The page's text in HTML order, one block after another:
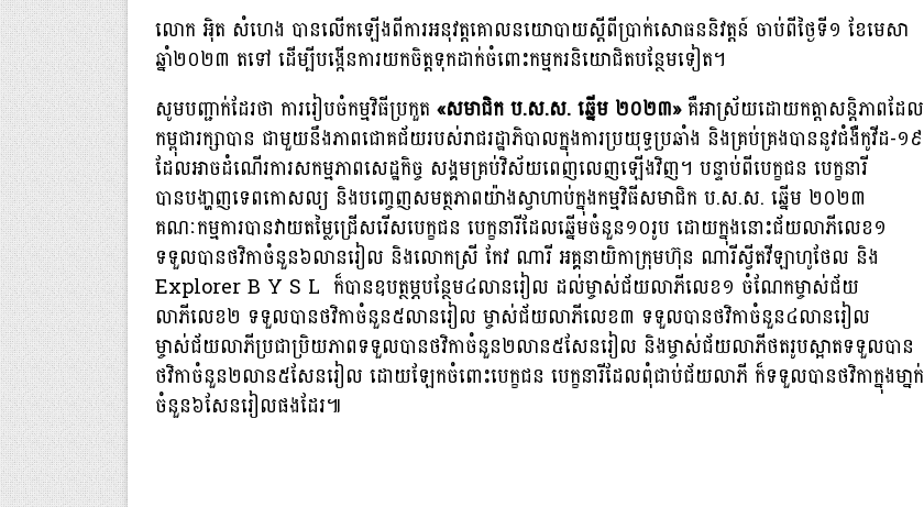
លោក អ៉ិត សំហេង បានលើកឡើងពីការអនុវត្តគោលនយោបាយស្ដីពីប្រាក់សោធននិវត្តន៍ ចាប់ពីថ្ងៃទី១ ខែមេសា
ឆ្នាំ២០២៣ តទៅ ដើម្បីបង្កើនការយកចិត្តទុកដាក់ចំពោះកម្មករនិយោជិតបន្ថែមទៀត។
សូមបញ្ជាក់ដែរថា ការរៀបចំកម្មវិធីប្រកួត «សមាជិក ប.ស.ស. ឆ្នើម ២០២៣»គឺអាស្រ័យដោយកត្តាសន្តិភាពដែល
កម្ពុជារក្សាបាន ជាមួយនឹងភាពជោគជ័យរបស់រាជរដ្ឋាភិបាលក្នុងការប្រយុទ្ធប្រឆាំង និងគ្រប់គ្រងបាននូវជំងឺកូវីដ-១៩
ដែលអាចដំណើរការសកម្មភាពសេដ្ឋកិច្ច សង្គមគ្រប់វិស័យពេញលេញឡើងវិញ។ បន្ទាប់ពីបេក្ខជន បេក្ខនារី
បានបងា្ហញទេពកោសល្យ និងបញ្ចេញសមត្ថភាពយ៉ាងស្វាហាប់ក្នុងកម្មវិធីសមាជិក ប.ស.ស. ឆ្នើម ២០២៣
គណៈកម្មការបានវាយតម្លៃជ្រើសរើសបេក្ខជន បេក្ខនារីដែលឆ្នើមចំនួន១០រូប ដោយក្នុងនោះជ័យលាភីលេខ១
ទទួលបានថវិកាចំនួន៦លានរៀល និងលោកស្រី កែវ ណារី អគ្គនាយិកាក្រុមហ៊ុន ណារីស្វីតវីឡាហូថែល និង
Explorer B Y S L ក៏បានឧបត្ថម្ភបន្ថែម៤លានរៀល ដល់ម្ចាស់ជ័យលាភីលេខ១ ចំណែកម្ចាស់ជ័យ
លាភីលេខ២ ទទួលបានថវិកាចំនួន៥លានរៀល ម្ចាស់ជ័យលាភីលេខ៣ ទទួលបានថវិកាចំនួន៤លានរៀល
ម្ចាស់ជ័យលាភីប្រជាប្រិយភាពទទួលបានថវិកាចំនួន២លាន៥សែនរៀល និងម្ចាស់ជ័យលាភីថតរូបស្អាតទទួលបាន
ថវិកាចំនួន២លាន៥សែនរៀល ដោយឡែកចំពោះបេក្ខជន បេក្ខនារីដែលពុំជាប់ជ័យលាភី ក៏ទទួលបានថវិកាក្នុងមា្នក់
ចំនួន៦សែនរៀលផងដែរ៕